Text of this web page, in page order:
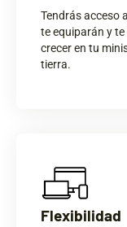
Tendrás acceso
te equiparán y
crecer en tu
tierra.
Flexibilidad